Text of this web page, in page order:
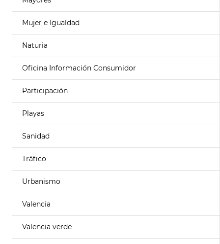
Mujer e Igualdad
Naturia
Oficina Información Consumidor
Participación
Playas
Sanidad
Tráfico
Urbanismo
Valencia
Valencia verde